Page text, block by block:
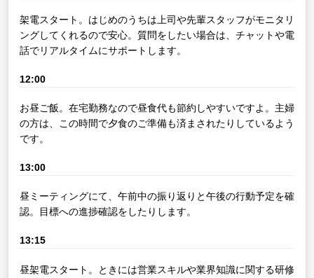
架電スタート。はじめのうちは上司や先輩スタッフがモニタリ
ングしてくれるので安心。質問をしたい場合は、チャットや電
話でリアルタイムにサポートします。
12:00
お昼ご飯。在宅勤務なので昼食代も節約しやすいですよ。主婦
の方は、この時間で夕食のご準備も済まされたりしているよう
です。
13:00
昼ミーティングにて、午前中の振り返りと午後の行動予定を確
認。目標への進捗確認をしたりします。
13:15
昼架電スタート。ときには営業スキルや業界知識に関する研修